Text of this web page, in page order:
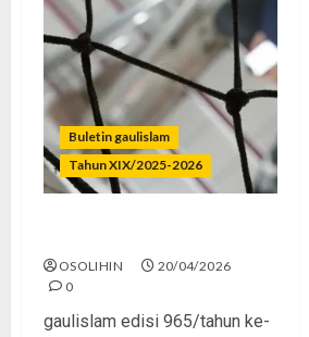
Buletin gaulislam
Tahun XIX/2025-2026
OSOLIHIN
20/04/2026
0
gaulislam edisi 965/tahun ke-